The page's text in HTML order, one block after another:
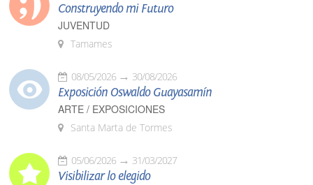
Construyendo mi Futuro
JUVENTUD
Tamames
08/05/2026 30/08/2026
Exposición Oswaldo Guayasamín
ARTE / EXPOSICIONES
Santa Marta de Tormes
05/06/2026 31/03/2027
Visibilizar lo elegido